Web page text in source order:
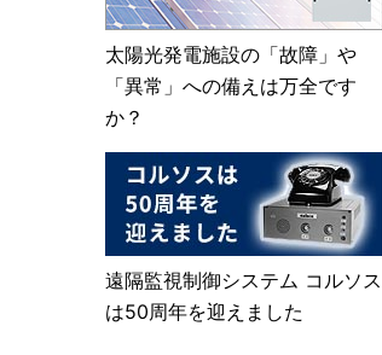
太陽光発電施設の「故障」や
「異常」への備えは万全です
か？
遠隔監視制御システム コルソス
は50周年を迎えました